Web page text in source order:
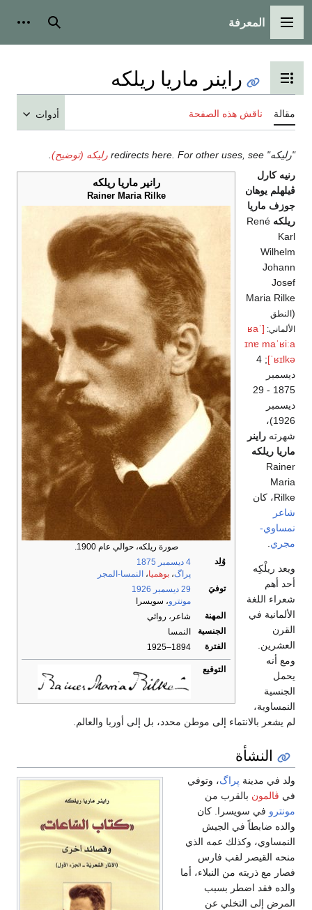
القائمة الرئيسية
المعرفة بحث
تبديل عرض جدول المحتويات
راينر ماريا ريلكه
مقالة ناقش هذه الصفحة أدوات
"رليكه" redirects here. For other uses, see رليكه (توضيح)
رانير ماريا ريلكه
Rainer Maria Rilke
صورة ريلكه، حوالي عام 1900.
وُلِد
4 ديسمبر
1875
پراگ، بوهميا، النمسا-المجر
توفيَ
29 ديسمبر
1926
مونترو، سويسرا
المهنة
شاعر، روائي
الجنسية
النمسا
الفترة
1894–1925
التوقيع
رنيه كارل
ڤيلهلم يوهان
جوزف ماريا
ريلكه René
Karl
Wilhelm
Johann
Josef
Maria Rilke
(النطق
الألماني:
[ˈʁa
ɪnɐ maˈʁiːa
ˈʁɪlkə]
; 4
ديسمبر
1875 - 29
ديسمبر
1926)،
شهرته راينر
ماريا ريلكه
Rainer
Maria
Rilke، كان
شاعر
نمساوي-
مجري
ويعد ريلْكِه
أحد أهم
شعراء اللغة
الألمانية في
القرن
العشرين.
ومع أنه
يحمل
الجنسية
النمساوية،
لم يشعر بالانتماء إلى موطن محدد، بل إلى أوربا والعالم.
النشأة
ولد في مدينة پراگ، وتوفي
في ڤالمون بالقرب من
مونترو في سويسرا. كان
والده ضابطاً في الجيش
النمساوي، وكذلك عمه الذي
منحه القيصر لقب فارس
فصار مع ذريته من النبلاء، أما
والده فقد اضطر بسبب
المرض إلى التخلي عن